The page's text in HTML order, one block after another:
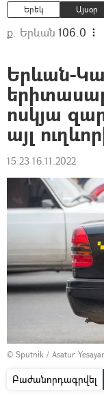
Երեկ Այսօր
ք. Երևան 106.0
Երևան-
ոսկյա
այլ
15:23 16.11.2022
© Sputnik / Asatur
Բաժանորդագրվել